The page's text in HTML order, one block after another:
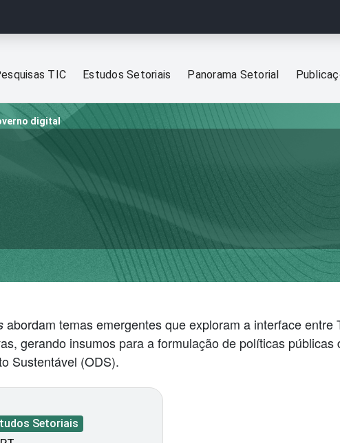
TIC Estudos Setoriais Panorama Setorial
digital
abordam temas emergentes que exploram a interface
gerando insumos para a formulação de políticas
Sustentável (ODS).
Setoriais